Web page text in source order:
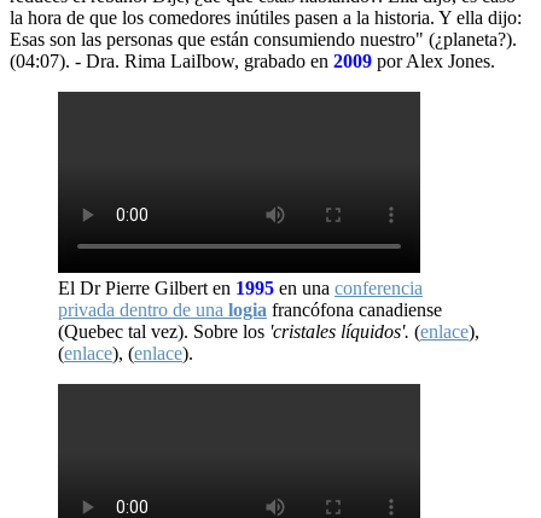
la hora de que los comedores inútiles pasen a la historia. Y ella dijo:
Esas son las personas que están consumiendo nuestro" (¿planeta?).
(04:07). - Dra. Rima LaiIbow, grabado en 2009 por Alex Jones.
El Dr Pierre Gilbert en 1995 en una conferencia
privada dentro de una logia francófona canadiense
(Quebec tal vez). Sobre los 'cristales líquidos'. (enlace),
(enlace), (enlace).